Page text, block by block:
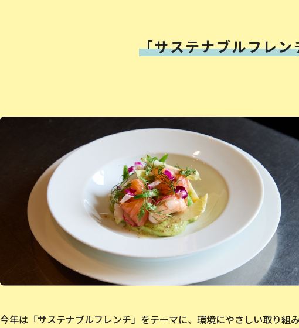
「サステナブルフレン
今年は「サステナブルフレンチ」をテーマに、環境にやさしい取り